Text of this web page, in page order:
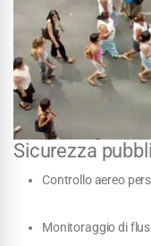
Sicurezza
Controllo aereo
Monitoraggio di